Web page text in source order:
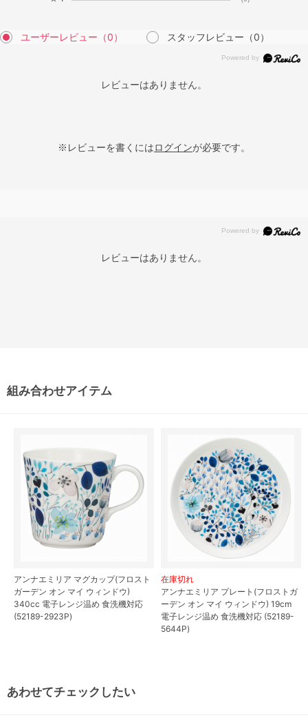
ユーザーレビュー （0） スタッフレビュー （0）
レビューはありません。
※レビューを書くにはログインが必要です。
レビューはありません。
組み合わせアイテム
アンナエミリア マグカップ(フロスト
ガーデン オン マイ ウィンドウ)
340cc 電子レンジ温め 食洗機対応
(52189-2923P)
在庫切れ
アンナエミリア プレート(フロストガ
ーデン オン マイ ウィンドウ) 19cm
電子レンジ温め 食洗機対応 (52189-
5644P)
あわせてチェックしたい